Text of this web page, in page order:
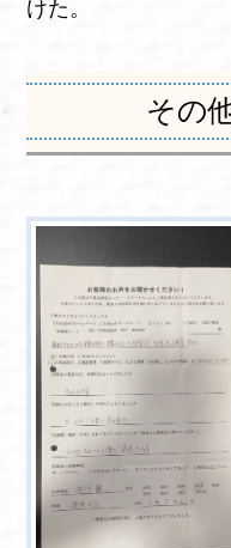
けた。
その